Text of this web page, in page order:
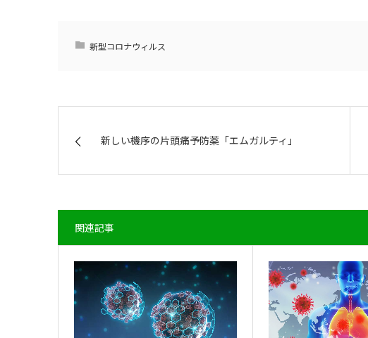
新型コロナウィルス
新しい機序の片頭痛予防薬「エムガルティ」
関連記事